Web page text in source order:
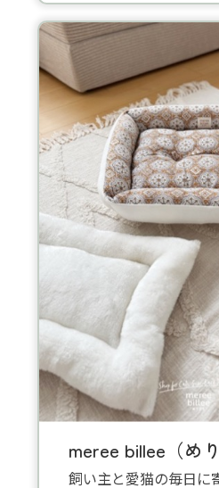
meree billee（め
飼い主と愛猫の毎日に